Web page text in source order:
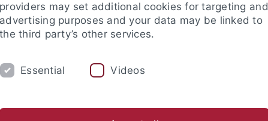
Weitere Beratung
Support
providers may set additional cookies for targeting and
advertising purposes and your data may be linked to
the third party’s other services.
Essential Videos